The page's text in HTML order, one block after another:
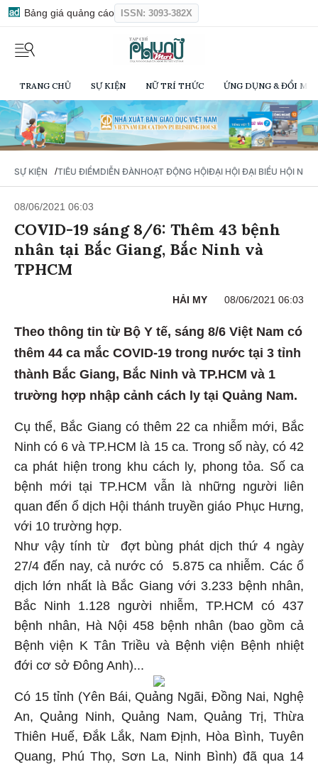
Bảng giá quảng cáo ISSN: 3093-382X
TRANG CHỦ SỰ KIỆN NỮ TRÍ THỨC ỨNG DỤNG & ĐỔI
SỰ KIỆN / TIÊU ĐIỂMDIỄN ĐÀNHOẠT ĐỘNG HỘIĐẠI HỘI ĐẠI BIỂU HỘI NỮ
08/06/2021 06:03
COVID-19 sáng 8/6: Thêm 43 bệnh
nhân tại Bắc Giang, Bắc Ninh và
TPHCM
HẢI MY 08/06/2021 06:03
Theo thông tin từ Bộ Y tế, sáng 8/6 Việt Nam có
thêm 44 ca mắc COVID-19 trong nước tại 3 tỉnh
thành Bắc Giang, Bắc Ninh và TP.HCM và 1
trường hợp nhập cảnh cách ly tại Quảng Nam.
Cụ thể, Bắc Giang có thêm 22 ca nhiễm mới, Bắc
Ninh có 6 và TP.HCM là 15 ca. Trong số này, có 42
ca phát hiện trong khu cách ly, phong tỏa. Số ca
bệnh mới tại TP.HCM vẫn là những người liên
quan đến ổ dịch Hội thánh truyền giáo Phục Hưng,
với 10 trường hợp.
Như vậy tính từ đợt bùng phát dịch thứ 4 ngày
27/4 đến nay, cả nước có 5.875 ca nhiễm. Các ổ
dịch lớn nhất là Bắc Giang với 3.233 bệnh nhân,
Bắc Ninh 1.128 người nhiễm, TP.HCM có 437
bệnh nhân, Hà Nội 458 bệnh nhân (bao gồm cả
Bệnh viện K Tân Triều và Bệnh viện Bệnh nhiệt
đới cơ sở Đông Anh)...
Có 15 tỉnh (Yên Bái, Quảng Ngãi, Đồng Nai, Nghệ
An, Quảng Ninh, Quảng Nam, Quảng Trị, Thừa
Thiên Huế, Đắk Lắk, Nam Định, Hòa Bình, Tuyên
Quang, Phú Thọ, Sơn La, Ninh Bình) đã qua 14